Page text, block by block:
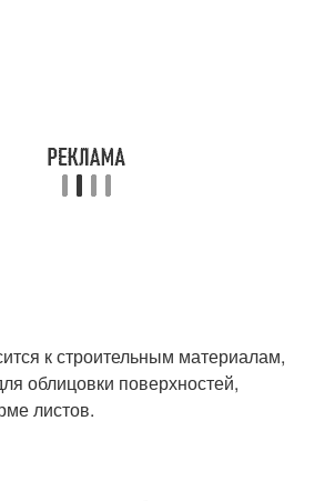
к строительным материалам,
облицовки поверхностей,
листов.